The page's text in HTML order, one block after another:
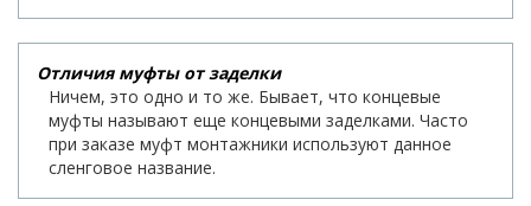
Отличия муфты от заделки
Ничем, это одно и то же. Бывает, что концевые
муфты называют еще концевыми заделками. Часто
при заказе муфт монтажники используют данное
сленговое название.